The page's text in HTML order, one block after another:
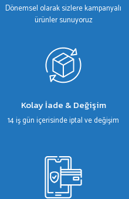
Dönemsel olarak sizlere kampanyalı
ürünler sunuyoruz
Kolay İade & Değişim
14 iş gün içerisinde iptal ve değişim